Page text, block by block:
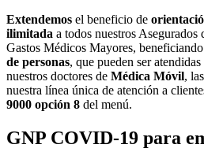
Extendemos el beneficio de
ilimitada a todos nuestros
Gastos Médicos Mayores, beneficiando
de personas, que pueden ser
nuestros doctores de Médica Móvil, las
nuestra línea única de atención a
9000 opción 8 del menú.
GNP COVID-19 para